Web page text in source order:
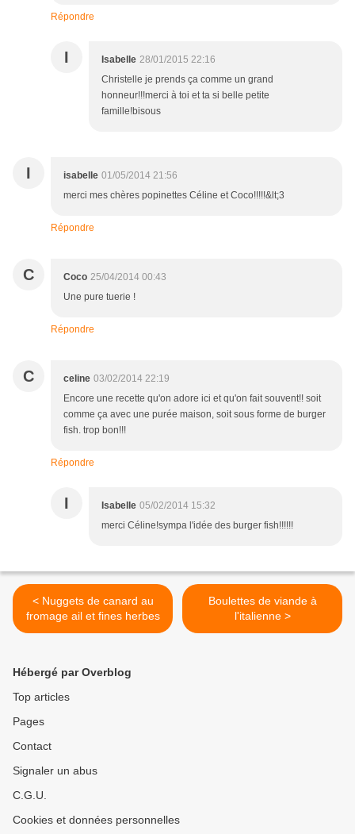
Répondre
I Isabelle 28/01/2015 22:16
Christelle je prends ça comme un grand
honneur!!!merci à toi et ta si belle petite
famille!bisous
I isabelle 01/05/2014 21:56
merci mes chères popinettes Céline et Coco!!!!!&lt;3
Répondre
C Coco 25/04/2014 00:43
Une pure tuerie !
Répondre
C celine 03/02/2014 22:19
Encore une recette qu'on adore ici et qu'on fait souvent!! soit
comme ça avec une purée maison, soit sous forme de burger
fish. trop bon!!!
Répondre
I Isabelle 05/02/2014 15:32
merci Céline!sympa l'idée des burger fish!!!!!!
< Nuggets de canard au
fromage ail et fines herbes
Boulettes de viande à
l'italienne >
Hébergé par Overblog
Top articles
Pages
Contact
Signaler un abus
C.G.U.
Cookies et données personnelles